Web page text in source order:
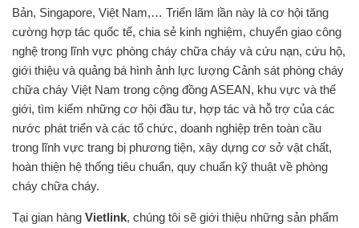
Bản, Singapore, Việt Nam,… Triển lãm lần này là cơ hội tăng
cường hợp tác quốc tế, chia sẻ kinh nghiệm, chuyển giao công
nghệ trong lĩnh vực phòng cháy chữa cháy và cứu nạn, cứu hộ,
giới thiệu và quảng bá hình ảnh lực lượng Cảnh sát phòng cháy
chữa cháy Việt Nam trong cộng đồng ASEAN, khu vực và thế
giới, tìm kiếm những cơ hội đầu tư, hợp tác và hỗ trợ của các
nước phát triển và các tổ chức, doanh nghiệp trên toàn cầu
trong lĩnh vực trang bị phương tiện, xây dựng cơ sở vật chất,
hoàn thiện hệ thống tiêu chuẩn, quy chuẩn kỹ thuật về phòng
cháy chữa cháy.
Tại gian hàng Vietlink, chúng tôi sẽ giới thiệu những sản phẩm